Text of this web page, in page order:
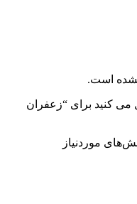
است.
می کنید برای “زعفران
موردنیاز